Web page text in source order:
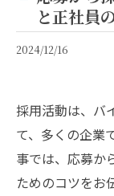
と正社員
2024/12/16
採用活動は、バ
て、多くの企業
事では、応募か
ためのコツをお